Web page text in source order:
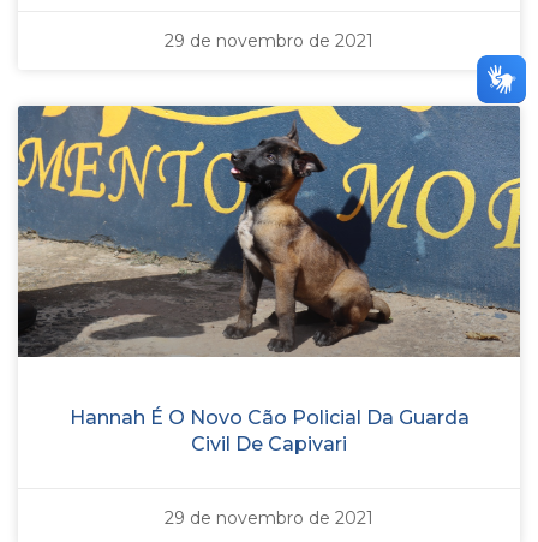
29 de novembro de 2021
Hannah É O Novo Cão Policial Da Guarda
Civil De Capivari
29 de novembro de 2021